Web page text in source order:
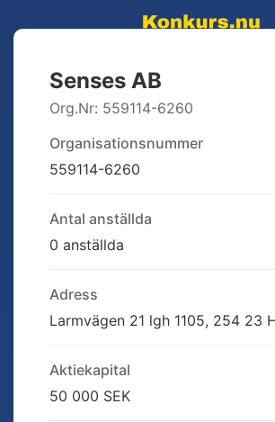
Senses AB
Org.Nr: 559114-6260
Organisationsnummer
559114-6260
Antal anställda
0 anställda
Adress
Larmvägen 21 lgh 1105, 254 23
Aktiekapital
50 000 SEK